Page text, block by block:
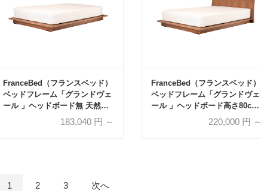
FranceBed（フランスベッド）
ベッドフレーム「グランドヴェ
ール 」ヘッドボード無 天然木
全4色【受注生産品】183,040 円 ～
FranceBed（フランスベッド）
ベッドフレーム「グランドヴェ
ール 」ヘッドボード高さ80cm
天然木 全4色【受注生産品】
220,000 円 ～
1 2 3 次へ